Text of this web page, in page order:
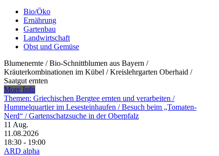
Bio/Öko
Ernährung
Gartenbau
Landwirtschaft
Obst und Gemüse
Blumenernte /​ Bio-Schnittblumen aus Bayern /​
Kräuterkombinationen im Kübel /​ Kreislehrgarten Oberhaid /​
Saatgut ernten
More Info
Themen: Griechischen Bergtee ernten und verarbeiten /​
Hummelquartier im Lesesteinhaufen /​ Besuch beim „Tomaten-
Nerd“ /​ Gartenschatzsuche in der Oberpfalz
11 Aug.
11.08.2026
18:30 - 19:00
ARD alpha